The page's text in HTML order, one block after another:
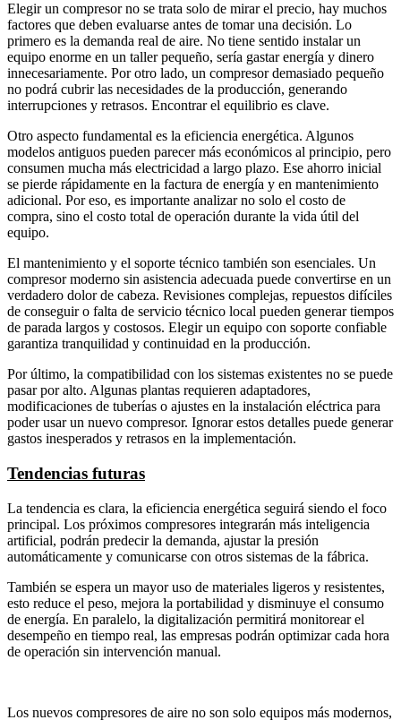
Elegir un compresor no se trata solo de mirar el precio, hay muchos
factores que deben evaluarse antes de tomar una decisión. Lo
primero es la demanda real de aire. No tiene sentido instalar un
equipo enorme en un taller pequeño, sería gastar energía y dinero
innecesariamente. Por otro lado, un compresor demasiado pequeño
no podrá cubrir las necesidades de la producción, generando
interrupciones y retrasos. Encontrar el equilibrio es clave.
Otro aspecto fundamental es la eficiencia energética. Algunos
modelos antiguos pueden parecer más económicos al principio, pero
consumen mucha más electricidad a largo plazo. Ese ahorro inicial
se pierde rápidamente en la factura de energía y en mantenimiento
adicional. Por eso, es importante analizar no solo el costo de
compra, sino el costo total de operación durante la vida útil del
equipo.
El mantenimiento y el soporte técnico también son esenciales. Un
compresor moderno sin asistencia adecuada puede convertirse en un
verdadero dolor de cabeza. Revisiones complejas, repuestos difíciles
de conseguir o falta de servicio técnico local pueden generar tiempos
de parada largos y costosos. Elegir un equipo con soporte confiable
garantiza tranquilidad y continuidad en la producción.
Por último, la compatibilidad con los sistemas existentes no se puede
pasar por alto. Algunas plantas requieren adaptadores,
modificaciones de tuberías o ajustes en la instalación eléctrica para
poder usar un nuevo compresor. Ignorar estos detalles puede generar
gastos inesperados y retrasos en la implementación.
Tendencias futuras
La tendencia es clara, la eficiencia energética seguirá siendo el foco
principal. Los próximos compresores integrarán más inteligencia
artificial, podrán predecir la demanda, ajustar la presión
automáticamente y comunicarse con otros sistemas de la fábrica.
También se espera un mayor uso de materiales ligeros y resistentes,
esto reduce el peso, mejora la portabilidad y disminuye el consumo
de energía. En paralelo, la digitalización permitirá monitorear el
desempeño en tiempo real, las empresas podrán optimizar cada hora
de operación sin intervención manual.
Los nuevos compresores de aire no son solo equipos más modernos,